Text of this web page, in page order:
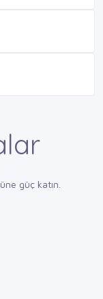
güç katın.